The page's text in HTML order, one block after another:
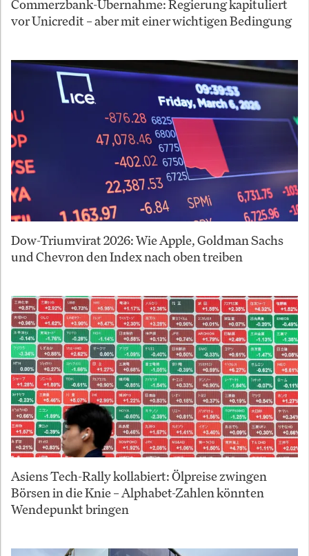
Commerzbank-Übernahme: Regierung kapituliert
vor Unicredit – aber mit einer wichtigen Bedingung
Dow-Triumvirat 2026: Wie Apple, Goldman Sachs
und Chevron den Index nach oben treiben
Asiens Tech-Rally kollabiert: Ölpreise zwingen
Börsen in die Knie – Alphabet-Zahlen könnten
Wendepunkt bringen